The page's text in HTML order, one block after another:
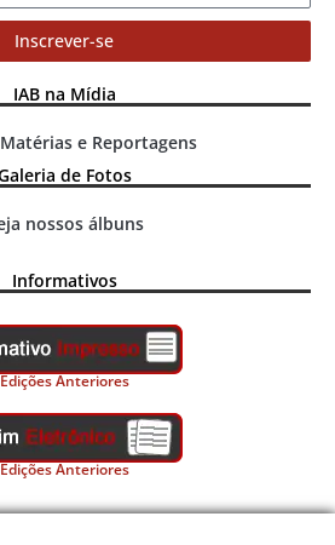
Inscrever-se
IAB na Mídia
e Reportagens
de Fotos
nossos álbuns
Informativos
Edições Anteriores
Edições Anteriores